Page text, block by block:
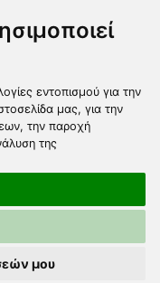
εντοπισμού για την
μας, για την
την παροχή
της
μου